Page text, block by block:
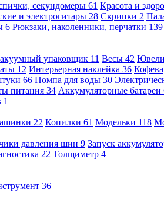
секундомеры 61 Красота и
и электрогитары 28 Скрипки 2
6 Рюкзаки, наколенники, перчатки 139
упаковщик 11 Весы 42
12 Интерьерная наклейка 36
66 Помпа для воды 30
питания 34 Аккумуляторные батареи
1
22 Копилки 61 Модельки 118
давления шин 9 Запуск
22 Толщиметр 4
36